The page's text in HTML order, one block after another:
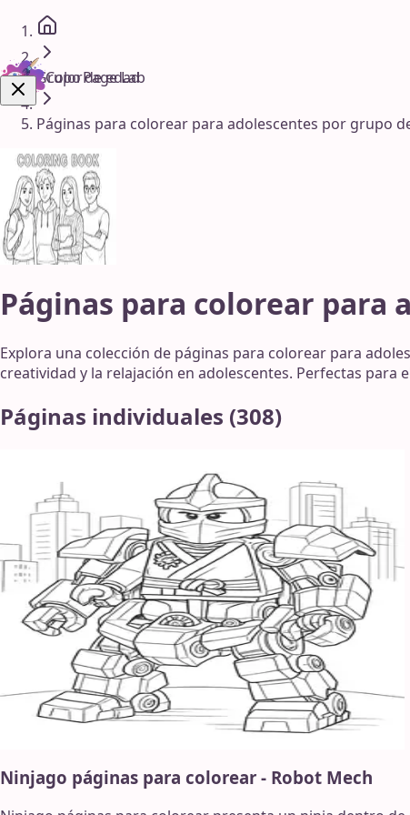
ColorPage Lab
Grupo de edad
Páginas para colorear para adolescentes por grupo
Páginas para colorear
Explora una colección de páginas para colorear para
creatividad y la relajación en adolescentes. Perfectas
Páginas individuales (308)
Ninjago páginas para colorear - Robot Mech